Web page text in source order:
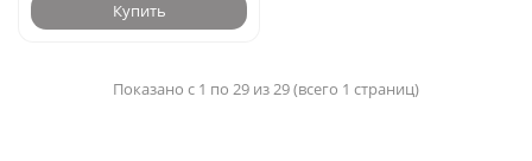
Купить
Показано с 1 по 29 из 29 (всего 1 страниц)